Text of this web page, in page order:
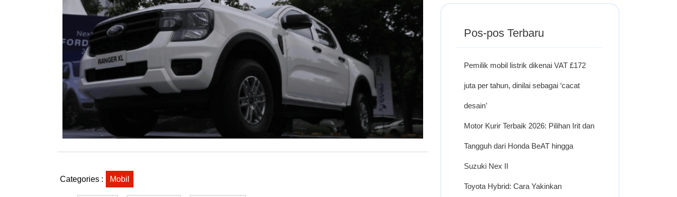
Categories : Mobil
Pos-pos Terbaru
Pemilik mobil listrik dikenai VAT £172
juta per tahun, dinilai sebagai ‘cacat
desain’
Motor Kurir Terbaik 2026: Pilihan Irit dan
Tangguh dari Honda BeAT hingga
Suzuki Nex II
Toyota Hybrid: Cara Yakinkan